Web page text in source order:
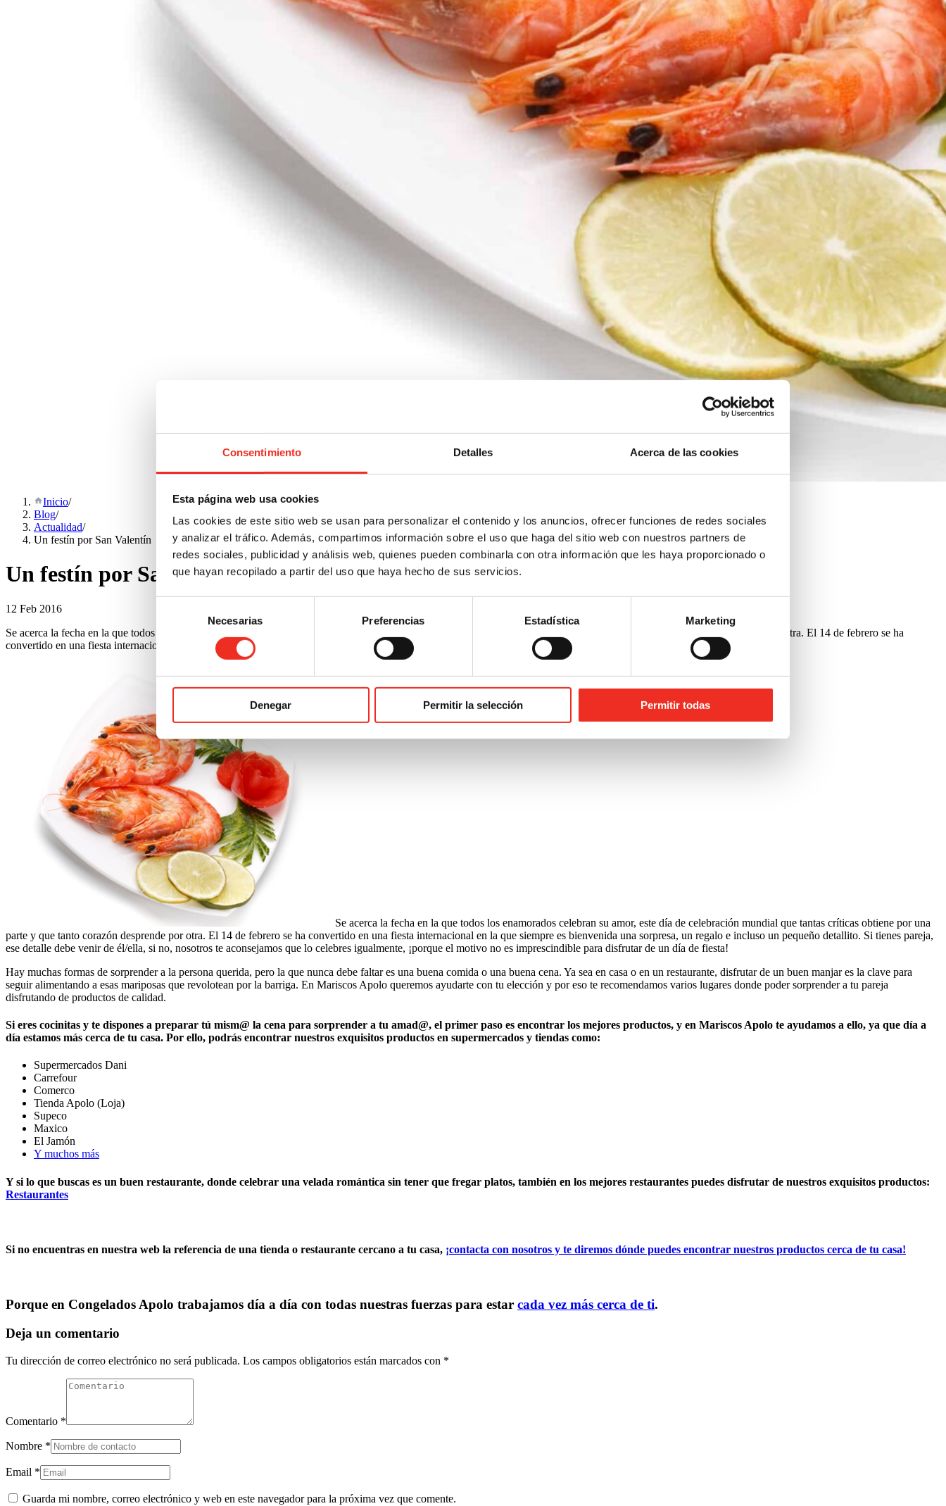
Consentimiento Detalles Acerca de las cookies
Esta página web usa cookies
Las cookies de este sitio web se usan para personalizar el contenido y los anuncios, ofrecer funciones de redes sociales
y analizar el tráfico. Además, compartimos información sobre el uso que haga del sitio web con nuestros partners de
redes sociales, publicidad y análisis web, quienes pueden combinarla con otra información que les haya proporcionado o
que hayan recopilado a partir del uso que haya hecho de sus servicios.
consentimiento
Necesarias Preferencias Estadística Marketing
Denegar Permitir la selección Permitir todas
Inicio/
Blog/
Actualidad/
Un festín por San Valentín
Un festín por San Valentín
12 Feb 2016
Se acerca la fecha en la que todos los enamorados celebran su amor, este día de celebración mundial que tantas críticas obtiene por una parte y que tanto corazón desprende por otra. El 14 de febrero se ha
convertido en una fiesta internacional en la que siempre es bienvenida una sorpresa, un regalo e incluso un pequeño
Se acerca la fecha en la que todos los enamorados celebran su amor, este día de celebración mundial que tantas críticas obtiene por una
parte y que tanto corazón desprende por otra. El 14 de febrero se ha convertido en una fiesta internacional en la que siempre es bienvenida una sorpresa, un regalo e incluso un pequeño detallito. Si tienes pareja,
ese detalle debe venir de él/ella, si no, nosotros te aconsejamos que lo celebres igualmente, ¡porque el motivo no es imprescindible para disfrutar de un día de fiesta!
Hay muchas formas de sorprender a la persona querida, pero la que nunca debe faltar es una buena comida o una buena cena. Ya sea en casa o en un restaurante, disfrutar de un buen manjar es la clave para
seguir alimentando a esas mariposas que revolotean por la barriga. En Mariscos Apolo queremos ayudarte con tu elección y por eso te recomendamos varios lugares donde poder sorprender a tu pareja
disfrutando de productos de calidad.
Si eres cocinitas y te dispones a preparar tú mism@ la cena para sorprender a tu amad@, el primer paso es encontrar los mejores productos, y en Mariscos Apolo te ayudamos a ello, ya que día a
día estamos más cerca de tu casa. Por ello, podrás encontrar nuestros exquisitos productos en supermercados y tiendas como:
Supermercados Dani
Carrefour
Comerco
Tienda Apolo (Loja)
Supeco
Maxico
El Jamón
Y muchos más
Ysi lo que buscas es un buen restaurante, donde celebrar una velada romántica sin tener que fregar platos, también en los mejores restaurantes puedes disfrutar de nuestros exquisitos productos:
Restaurantes
Si no encuentras en nuestra web la referencia de una tienda o restaurante cercano a tu casa, ¡contacta con nosotros y te diremos dónde puedes encontrar nuestros productos cerca de tu casa!
Porque en Congelados Apolo trabajamos día a día con todas nuestras fuerzas para estar cada vez más cerca de ti.
Deja un comentario
Tu dirección de correo electrónico no será publicada. Los campos obligatorios están marcados con *
Comentario *
Nombre *
Email *
Guarda mi nombre, correo electrónico y web en este navegador para la próxima vez que comente.